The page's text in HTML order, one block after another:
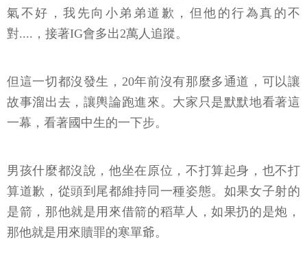
氣不好，我先向小弟弟道歉，但他的行為真的不
對....，接著IG會多出2萬人追蹤。
但這一切都沒發生，20年前沒有那麼多通道，可以讓
故事溜出去，讓輿論跑進來。大家只是默默地看著這
一幕，看著國中生的一下步。
男孩什麼都沒說，他坐在原位，不打算起身，也不打
算道歉，從頭到尾都維持同一種姿態。如果女子射的
是箭，那他就是用來借箭的稻草人，如果扔的是炮，
那他就是用來贖罪的寒單爺。